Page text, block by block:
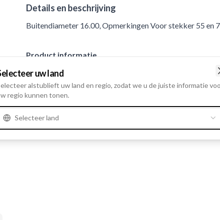
Details en beschrijving
Buitendiameter 16.00, Opmerkingen Voor stekker 55 en
Product informatie
Cataloog informatie
Opmerkingen
uw land
alstublieft uw land en regio, zodat we u de juiste informatie
regio kunnen tonen.
Selecteer land